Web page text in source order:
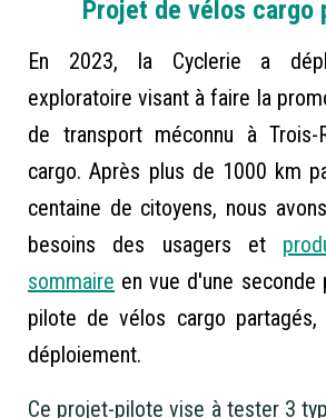
Projet de vélos cargo
En 2023, la Cyclerie a
exploratoire visant à faire la
de transport méconnu à Trois-
cargo. Après plus de 1000 km
centaine de citoyens, nous
besoins des usagers et
sommaire en vue d'une seconde
pilote de vélos cargo partagés,
déploiement.
Ce projet-pilote vise à tester 3